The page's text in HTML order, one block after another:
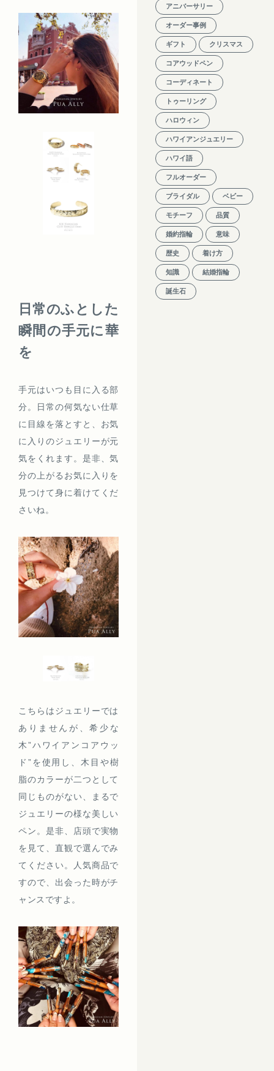
日常のふとした
瞬間の手元に華
を
手元はいつも目に入る部
分。日常の何気ない仕草
に目線を落とすと、お気
に入りのジュエリーが元
気をくれます。是非、気
分の上がるお気に入りを
見つけて身に着けてくだ
さいね。
こちらはジュエリーでは
ありませんが、希少な
木”ハワイアンコアウッ
ド”を使用し、木目や樹
脂のカラーが二つとして
同じものがない、まるで
ジュエリーの様な美しい
ペン。是非、店頭で実物
を見て、直観で選んでみ
てください。人気商品で
すので、出会った時がチ
ャンスですよ。
アニバーサリー
オーダー事例
ギフト クリスマス
コアウッドペン
コーディネート
トゥーリング
ハロウィン
ハワイアンジュエリー
ハワイ語
フルオーダー
ブライダル ベビー
モチーフ 品質
婚約指輪 意味
歴史 着け方
知識 結婚指輪
誕生石